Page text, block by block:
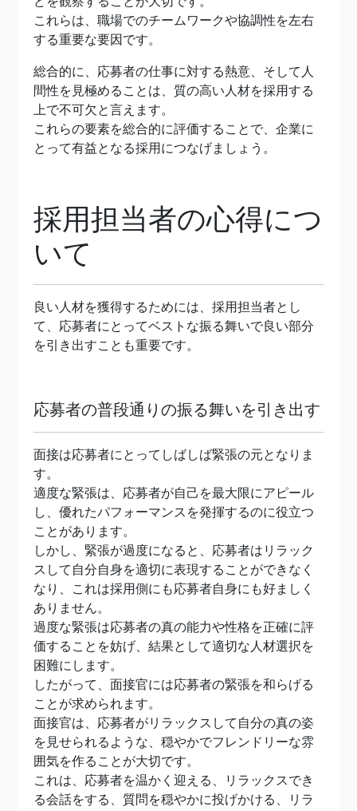
これらは、職場でのチームワークや協調性を左右
する重要な要因です。
総合的に、応募者の仕事に対する熱意、そして人
間性を見極めることは、質の高い人材を採用する
上で不可欠と言えます。
これらの要素を総合的に評価することで、企業に
とって有益となる採用につなげましょう。
採用担当者の心得につ
いて
良い人材を獲得するためには、採用担当者とし
て、応募者にとってベストな振る舞いで良い部分
を引き出すことも重要です。
応募者の普段通りの振る舞いを引き出す
面接は応募者にとってしばしば緊張の元となりま
す。
適度な緊張は、応募者が自己を最大限にアピール
し、優れたパフォーマンスを発揮するのに役立つ
ことがあります。
しかし、緊張が過度になると、応募者はリラック
スして自分自身を適切に表現することができなく
なり、これは採用側にも応募者自身にも好ましく
ありません。
過度な緊張は応募者の真の能力や性格を正確に評
価することを妨げ、結果として適切な人材選択を
困難にします。
したがって、面接官には応募者の緊張を和らげる
ことが求められます。
面接官は、応募者がリラックスして自分の真の姿
を見せられるような、穏やかでフレンドリーな雰
囲気を作ることが大切です。
これは、応募者を温かく迎える、リラックスでき
る会話をする、質問を穏やかに投げかける、リラ